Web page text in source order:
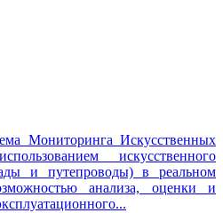
Мониторинга Искусственных
искусственного
и путепроводы) в реальном
анализа, оценки и